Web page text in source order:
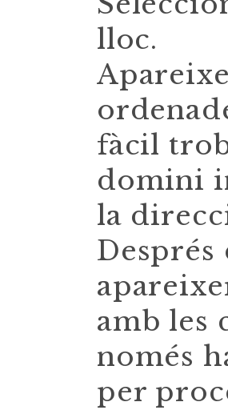
lloc.
fàcil
domini
la
amb les
només
per